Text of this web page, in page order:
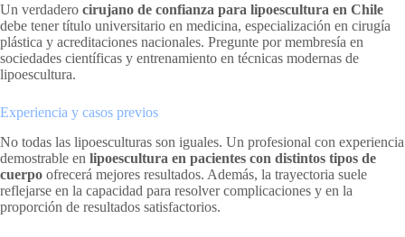
Un verdadero cirujano de confianza para lipoescultura en Chile
debe tener título universitario en medicina, especialización en cirugía
plástica y acreditaciones nacionales. Pregunte por membresía en
sociedades científicas y entrenamiento en técnicas modernas de
lipoescultura.
Experiencia y casos previos
No todas las lipoesculturas son iguales. Un profesional con experiencia
demostrable en lipoescultura en pacientes con distintos tipos de
cuerpo ofrecerá mejores resultados. Además, la trayectoria suele
reflejarse en la capacidad para resolver complicaciones y en la
proporción de resultados satisfactorios.